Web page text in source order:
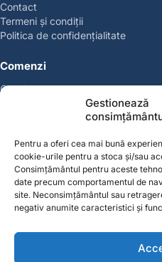
Gestionează
Pentru a oferi cea mai bună
cookie-urile pentru a stoca și/sau
Consimțământul pentru aceste
date precum comportamentul de
site. Neconsimțământul sau
negativ anumite caracteristici și
Contact
Termeni și condiții
Politica de confidențialitate
Comenzi
Coșul meu
Cont
Contul meu
Favorite
Magazin
Contact